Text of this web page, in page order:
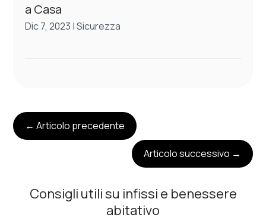
a Casa
Dic 7, 2023 |Sicurezza
←Articolo precedente
Articolo successivo →
Consigli utili su infissi e benessere
abitativo